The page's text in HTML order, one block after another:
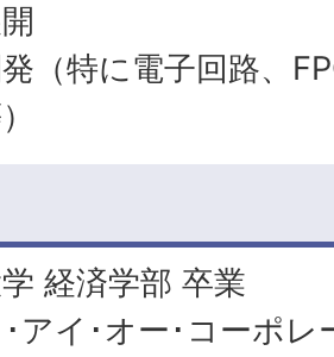
（特に電子回路、
経済学部 卒業
アイ･オー･コーポ